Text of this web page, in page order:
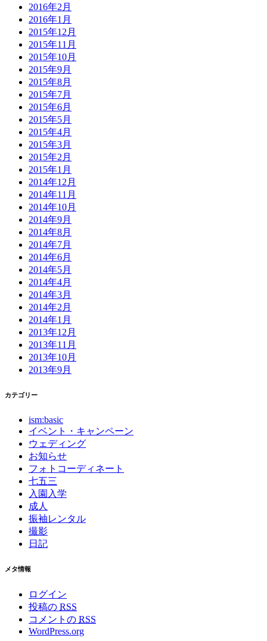
2016年2月
2016年1月
2015年12月
2015年11月
2015年10月
2015年9月
2015年8月
2015年7月
2015年6月
2015年5月
2015年4月
2015年3月
2015年2月
2015年1月
2014年12月
2014年11月
2014年10月
2014年9月
2014年8月
2014年7月
2014年6月
2014年5月
2014年4月
2014年3月
2014年2月
2014年1月
2013年12月
2013年11月
2013年10月
2013年9月
カテゴリー
ism:basic
イベント・キャンペーン
ウェディング
お知らせ
フォトコーディネート
七五三
入園入学
成人
振袖レンタル
撮影
日記
メタ情報
ログイン
投稿の RSS
コメントの RSS
WordPress.org